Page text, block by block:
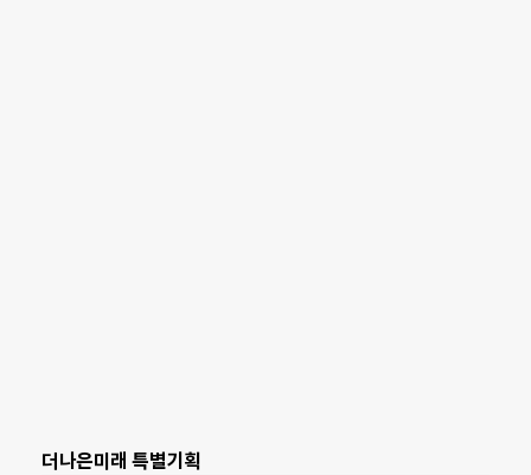
더나은미래 특별기획